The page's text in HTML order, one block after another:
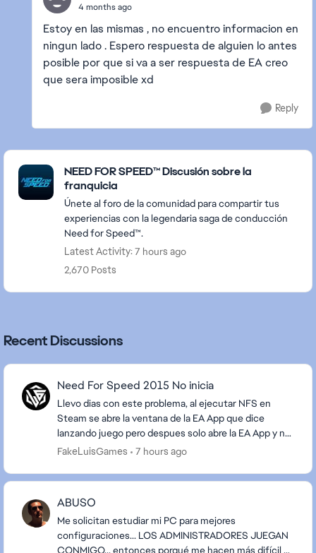
4 months ago
Estoy en las mismas , no encuentro informacion en
ningun lado . Espero respuesta de alguien lo antes
posible por que si va a ser respuesta de EA creo
que sera imposible xd
Reply
Featured Places
NEED FOR SPEED™ Discusión sobre la
franquicia
Únete al foro de la comunidad para compartir tus
experiencias con la legendaria saga de conducción
Need for Speed™.
Latest Activity: 7 hours ago
2,670 Posts
Recent Discussions
Need For Speed 2015 No inicia
Llevo dias con este problema, al ejecutar NFS en
Steam se abre la ventana de la EA App que dice
lanzando juego pero despues solo abre la EA App y no
lanza el juego, intente todo lo que decia los otr...
FakeLuisGames 7 hours ago
ABUSO
Me solicitan estudiar mi PC para mejores
configuraciones... LOS ADMINISTRADORES JUEGAN
CONMIGO... entonces porqué me hacen más difícil a